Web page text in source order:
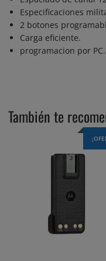
Especificaciones
2 botones
Carga eficiente.
programacion por PC.
También te